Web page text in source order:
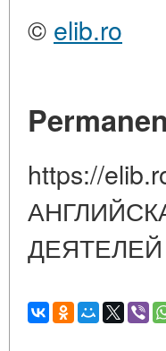
© elib.ro
https://
ДЕЯТЕЛЕЙ